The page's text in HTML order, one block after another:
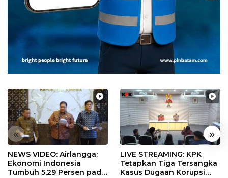
« »
NEWS VIDEO: Airlangga:
Ekonomi Indonesia
Tumbuh 5,29 Persen pada
LIVE STREAMING: KPK
Tetapkan Tiga Tersangka
Kasus Dugaan Korupsi